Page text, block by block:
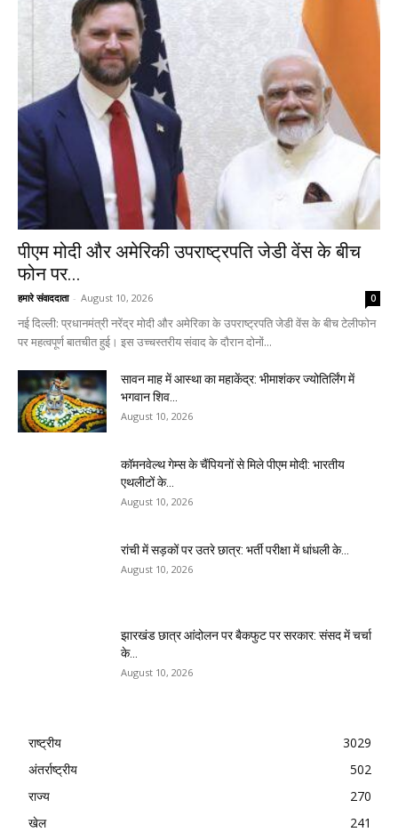
पीएम मोदी और अमेरिकी उपराष्ट्रपति जेडी वेंस के बीच
फोन पर...
हमारे संवाददाता - August 10, 2026 0
नई दिल्ली: प्रधानमंत्री नरेंद्र मोदी और अमेरिका के उपराष्ट्रपति जेडी वेंस के बीच टेलीफोन
पर महत्वपूर्ण बातचीत हुई। इस उच्चस्तरीय संवाद के दौरान दोनों...
सावन माह में आस्था का महाकेंद्र: भीमाशंकर ज्योतिर्लिंग में
भगवान शिव...
August 10, 2026
कॉमनवेल्थ गेम्स के चैंपियनों से मिले पीएम मोदी: भारतीय
एथलीटों के...
August 10, 2026
रांची में सड़कों पर उतरे छात्र: भर्ती परीक्षा में धांधली के...
August 10, 2026
झारखंड छात्र आंदोलन पर बैकफुट पर सरकार: संसद में चर्चा
के...
August 10, 2026
राष्ट्रीय
3029
अंतर्राष्ट्रीय
502
राज्य
270
खेल
241